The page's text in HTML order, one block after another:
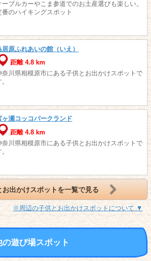
ーブルカーやこま参道でのお土産選びも楽しい。
番のハイキングスポット
居原ふれあいの館（いえ）
距離 4.8 km
奈川県相模原市にある子供とお出かけスポットで
ヶ瀬コッコパークランド
距離 4.8 km
奈川県相模原市にある子供とお出かけスポットで
お出かけスポットを一覧で見る
※周辺の子供とお出かけスポットについて ▼
遊び場スポット